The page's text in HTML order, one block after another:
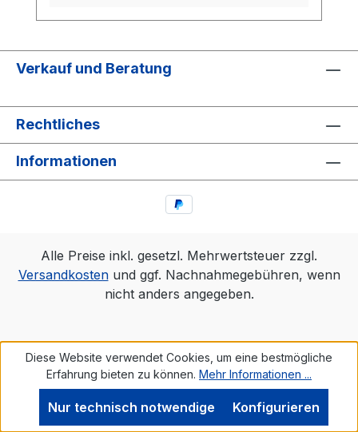
Verkauf und Beratung
Rechtliches
Informationen
Alle Preise inkl. gesetzl. Mehrwertsteuer zzgl.
Versandkostenund ggf. Nachnahmegebühren, wenn
nicht anders angegeben.
Diese Website verwendet Cookies, um eine bestmögliche
Erfahrung bieten zu können. Mehr Informationen ...
Nur technisch notwendige Konfigurieren